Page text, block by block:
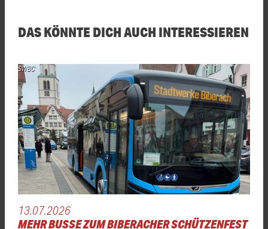
DAS KÖNNTE DICH AUCH INTERESSIEREN
SWBC
13.07.2026
MEHR BUSSE ZUM BIBERACHER SCHÜTZENFEST